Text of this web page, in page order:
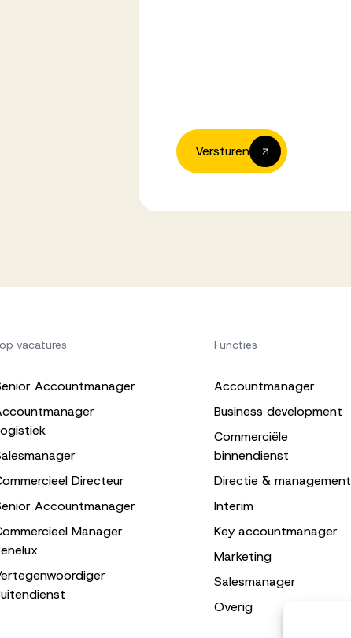
Versturen
vacatures
Accountmanager
Directeur
Accountmanager
Manager
Functies
Accountmanager
Business development
Commerciële
binnendienst
Directie & management
Interim
Key accountmanager
Marketing
Salesmanager
Overig